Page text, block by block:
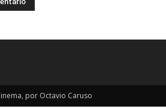
por Octavio Caruso